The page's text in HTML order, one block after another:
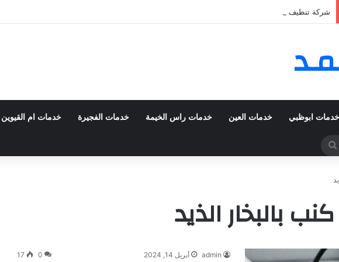
شركة تنظيف كنب في المزهر – دبي 0555980700 – خصم30%
خدمات ابوظبي خدمات العين خدمات راس الخيمة خدمات الفجيرة خدمات ام القيوين
بحث
بالبخار الذيد
admin أبريل 14, 2024 0
17